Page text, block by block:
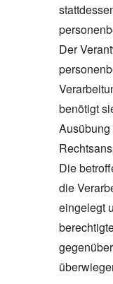
Der
benötigt
Die
die
eingelegt